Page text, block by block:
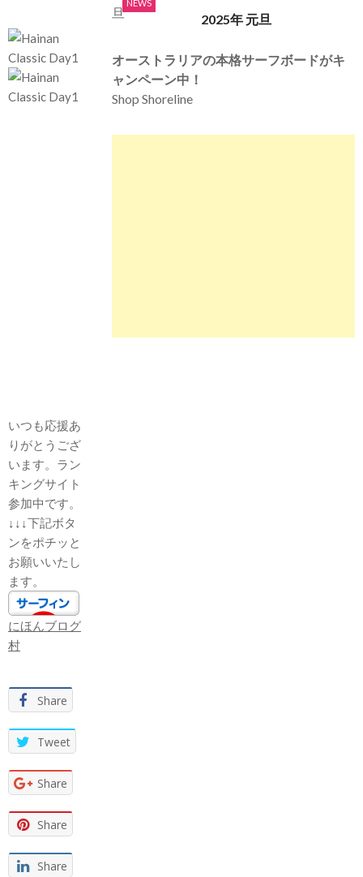
いつも応援あ
りがとうござ
います。ラン
キングサイト
参加中です。
↓↓↓下記ボタ
ンをポチッと
お願いいたし
ます。
にほんブログ
村
Share
Tweet
Share
Share
Share
NEWS
2025年 元旦
オーストラリアの本格サーフボードがキ
ャンペーン中！
Shop Shoreline